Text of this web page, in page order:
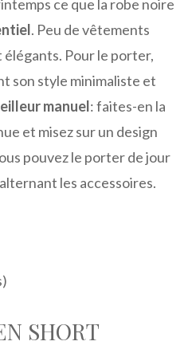
ce que la robe noire
. Peu de vêtements
Pour le porter,
son style minimaliste et
manuel: faites-en la
et misez sur un design
pouvez le porter de jour
les accessoires.
SHORT